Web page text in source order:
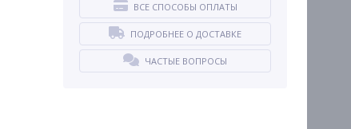
ВСЕ СПОСОБЫ ОПЛАТЫ
ПОДРОБНЕЕ О ДОСТАВКЕ
ЧАСТЫЕ ВОПРОСЫ